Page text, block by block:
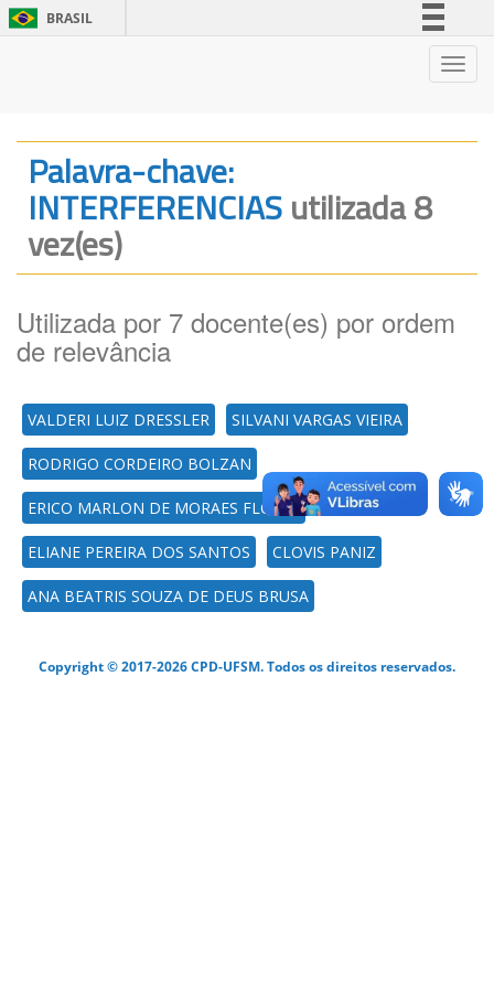
BRASIL
Canais
Palavra-chave:
INTERFERENCIASutilizada 8
vez(es)
Utilizada por 7 docente(es) por ordem
de relevância
VALDERI LUIZ DRESSLER SILVANI VARGAS VIEIRA
RODRIGO CORDEIRO BOLZAN
ERICO MARLON DE MORAES FLORES
ELIANE PEREIRA DOS SANTOS CLOVIS PANIZ
ANA BEATRIS SOUZA DE DEUS BRUSA
Copyright © 2017-2026 CPD-UFSM. Todos os direitos reservados.